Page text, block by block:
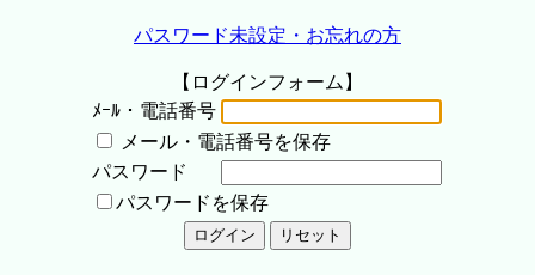
パスワード未設定・お忘れの方
【ログインフォーム】
ﾒｰﾙ・電話番号
メール・電話番号を保存
パスワード
パスワードを保存